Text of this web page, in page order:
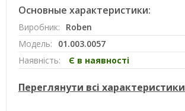
Основные характеристики:
Виробник:
Roben
Модель:
01.003.0057
Наявність:
Є в наявності
Переглянути всі характеристики